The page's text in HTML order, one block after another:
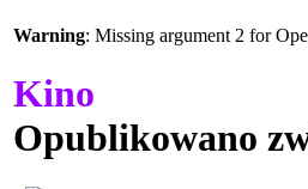
Warning: Missing argument 2 for
Kino
Opublikowano